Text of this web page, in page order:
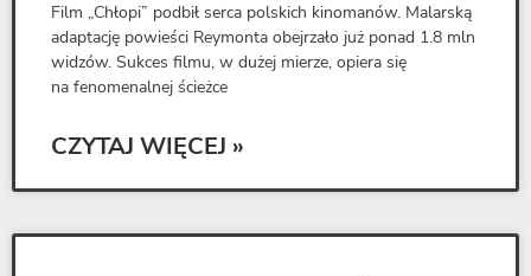
Film „Chłopi” podbił serca polskich kinomanów. Malarską
adaptację powieści Reymonta obejrzało już ponad 1.8 mln
widzów. Sukces filmu, w dużej mierze, opiera się
na fenomenalnej ścieżce
CZYTAJ WIĘCEJ »